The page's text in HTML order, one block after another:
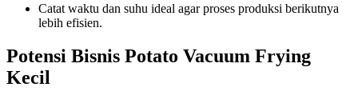
Catat waktu dan suhu ideal agar proses produksi berikutnya
lebih efisien.
Potensi Bisnis Potato Vacuum Frying
Kecil